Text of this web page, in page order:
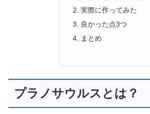
実際に作ってみた
良かった点3つ
まとめ
プラノサウルスとは？